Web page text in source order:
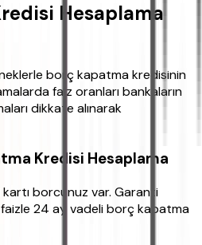
Hesaplama
borç kapatma kredisinin
faiz oranları bankaların
dikkate alınarak
Kredisi Hesaplama
kartı borcunuz var. Garanti
faizle 24 ay vadeli borç kapatma